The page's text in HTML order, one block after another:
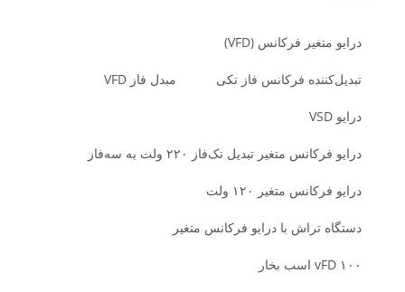
درایو متغیر فرکانس (VFD)
تبدیل‌کننده فرکانس فاز تکی مبدل فاز VFD
درایو VSD
درایو فرکانس متغیر تبدیل تک‌فاز ۲۲۰ ولت به سه‌فاز
درایو فرکانس متغیر ۱۲۰ ولت
دستگاه تراش با درایو فرکانس متغیر
vFD ۱۰۰ اسب بخار